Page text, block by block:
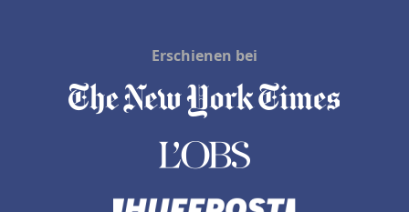
Erschienen bei